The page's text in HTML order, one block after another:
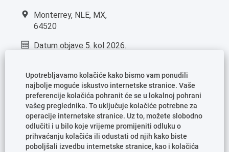
Upotrebljavamo kolačiće kako bismo vam ponudili
najbolje moguće iskustvo internetske stranice. Vaše
preferencije kolačića pohranit će se u lokalnoj pohrani
vašeg preglednika. To uključuje kolačiće potrebne za
operacije internetske stranice. Uz to, možete slobodno
odlučiti i u bilo koje vrijeme promijeniti odluku o
prihvaćanju kolačića ili odustati od njih kako biste
poboljšali izvedbu internetske stranice, kao i kolačića
Monterrey, NLE, MX,
64520
Datum objave 5. kol 2026.